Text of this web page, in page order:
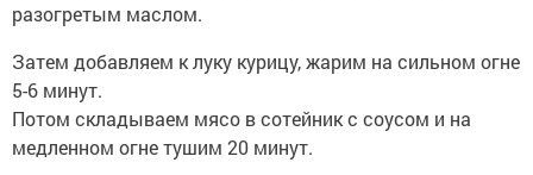
разогретым маслом.
Затем добавляем к луку курицу, жарим на сильном огне
5-6 минут.
Потом складываем мясо в сотейник с соусом и на
медленном огне тушим 20 минут.